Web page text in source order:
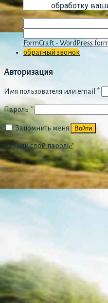
обработку
FormCraft - WordPress
обратный звонок
Авторизация
Имя пользователя или email *
Пароль *
Запомнить меня Войти
Забыли свой пароль?